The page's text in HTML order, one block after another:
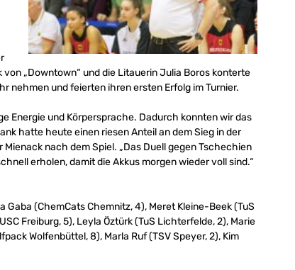
„Downtown“ und die Litauerin Julia Boros konterte
nehmen und feierten ihren ersten Erfolg im Turnier.
Energie und Körpersprache. Dadurch konnten wir das
hatte heute einen riesen Anteil an dem Sieg in der
nach dem Spiel. „Das Duell gegen Tschechien
erholen, damit die Akkus morgen wieder voll sind.“
Gaba (ChemCats Chemnitz, 4), Meret Kleine-Beek (TuS
Freiburg, 5), Leyla Öztürk (TuS Lichterfelde, 2), Marie
Wolfenbüttel, 8), Marla Ruf (TSV Speyer, 2), Kim